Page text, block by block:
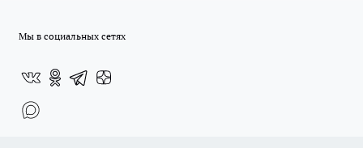
Мы в социальных сетях